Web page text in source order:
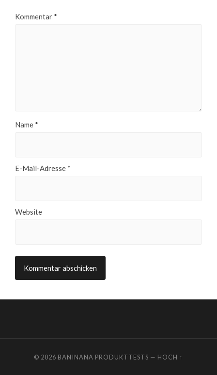
Kommentar *
Name *
E-Mail-Adresse *
Website
© 2026 BANINANA PRODUKTTESTS — HOCH ↑